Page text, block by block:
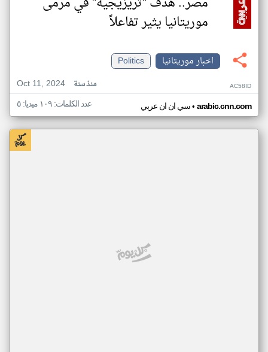
موريتانيا يثير تفاعلاً
اخبار موريتانيا
Politics
Oct 11, 2024
منذ سنة AC58ID
سي ان ان عربي• arabic.cnn.com عدد الكلمات: ١٠٩ ميديا: ٥